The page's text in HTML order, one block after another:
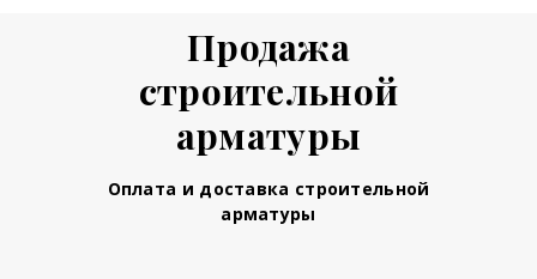
Продажа
строительной
арматуры
Оплата и доставка строительной
арматуры